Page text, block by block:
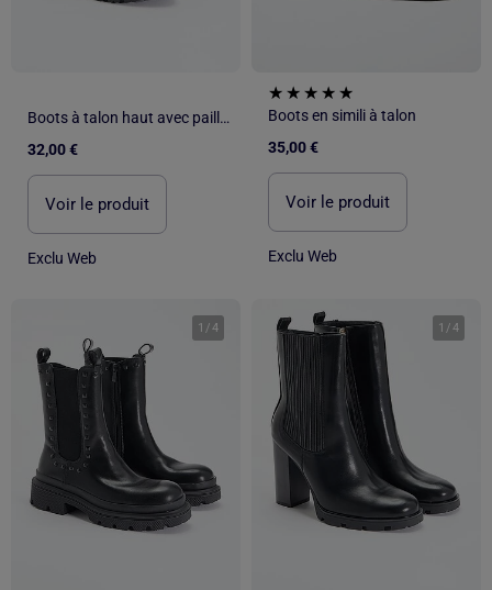
Boots à talon haut avec paillettes
32,00 €
Voir le produit
Exclu Web
Boots en simili à talon
35,00 €
Voir le produit
Exclu Web
1 /4 1 /4